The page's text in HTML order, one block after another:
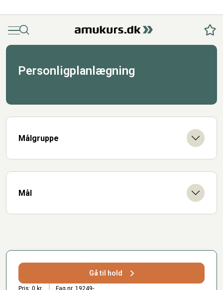
MenuSøg
Personligplanlægning
Målgruppe
Mål
Gå til hold
Pris: 0 kr. Fag nr. 19249-